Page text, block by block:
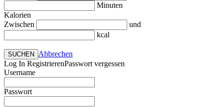
Minuten
Kalorien
Zwischen
und
kcal
SUCHEN
Abbrechen
Log In RegistrierenPasswort vergessen
Username
Passwort